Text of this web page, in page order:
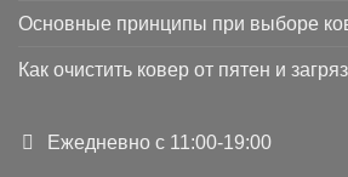
Основные принципы при выборе
Как очистить ковер от пятен и
Ежедневно с 11:00-19:00